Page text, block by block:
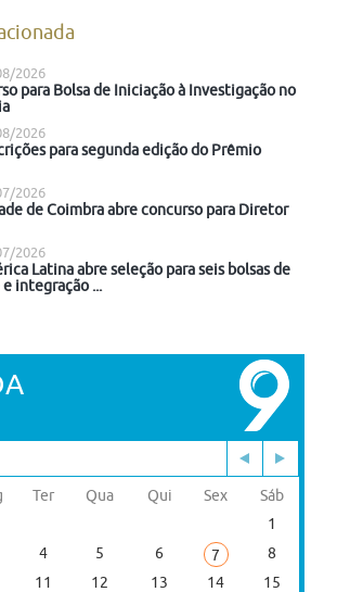
2026
para Bolsa de Iniciação à Investigação no
2026
para segunda edição do Prêmio
2026
de Coimbra abre concurso para Diretor
2026
Latina abre seleção para seis bolsas de
integração ...
Ter Qua Qui Sex
Sáb
1
4 5 6 7
8
11 12 13 14
15